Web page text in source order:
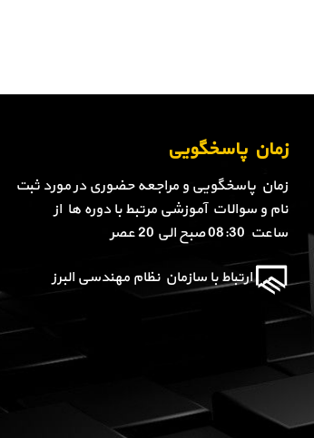
زمان پاسخگویی
زمان پاسخگویی و مراجعه حضوری در مورد ثبت
نام و سوالات آموزشی مرتبط با دوره ها از
ساعت 08:30 صبح الی 20 عصر
ارتباط با سازمان نظام مهندسی البرز